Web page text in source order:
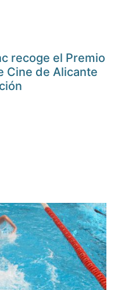
recoge el Premio
Cine de Alicante